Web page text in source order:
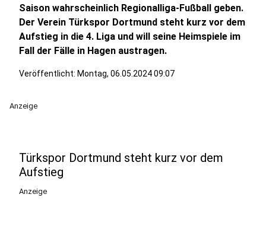
Saison wahrscheinlich Regionalliga-Fußball geben.
Der Verein Türkspor Dortmund steht kurz vor dem
Aufstieg in die 4. Liga und will seine Heimspiele im
Fall der Fälle in Hagen austragen.
Veröffentlicht: Montag, 06.05.2024 09:07
Anzeige
Türkspor Dortmund steht kurz vor dem
Aufstieg
Anzeige